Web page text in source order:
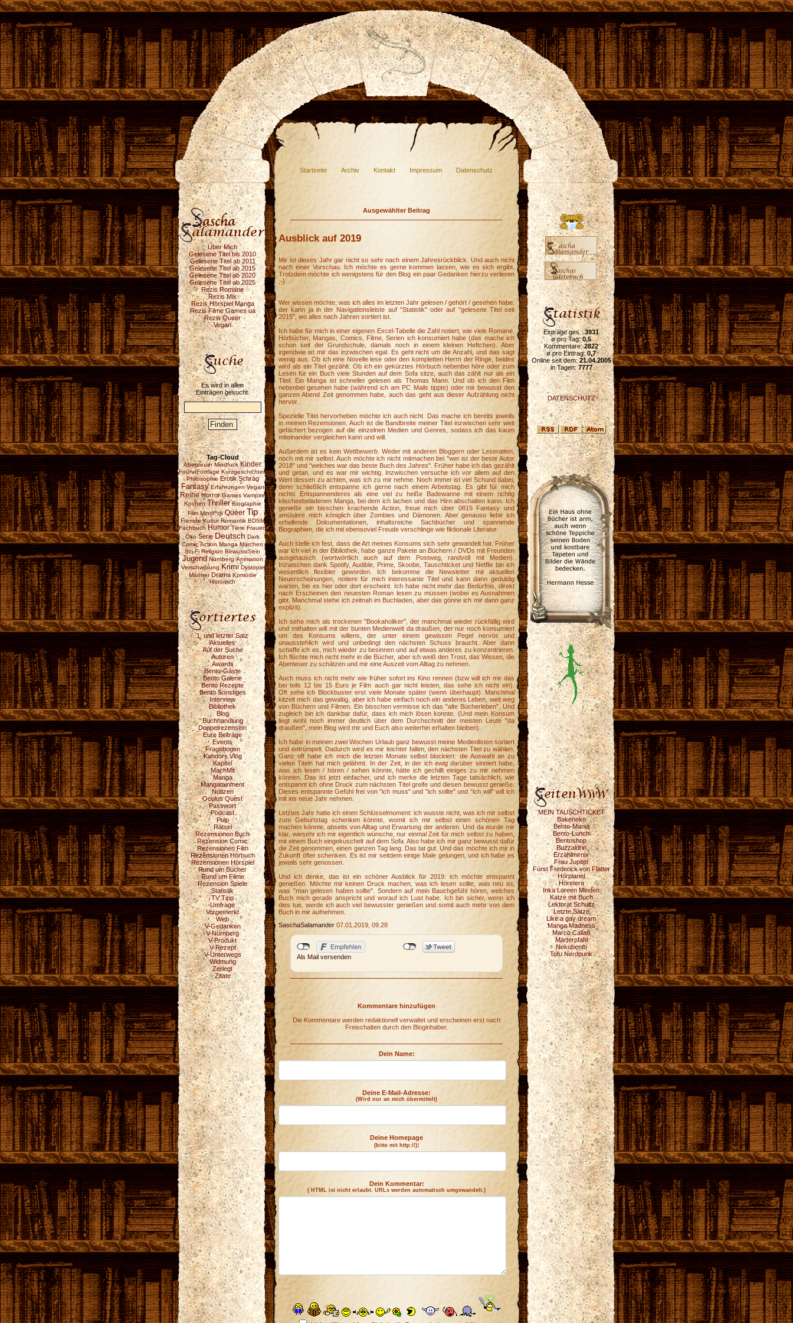
Startseite Archiv Kontakt Impressum Datenschutz
Über Mich
Gelesene Titel bis 2010
Gelesene Titel ab 2011
Gelesene Titel ab 2015
Gelesene Titel ab 2020
Gelesene Titel ab 2025
Rezis Romane
Rezis Mix
Rezis Hörspiel Manga
Rezis Filme Games ua
Rezis Queer
Vegan
Es wird in allen
Einträgen gesucht.
Tag-Cloud
Abenteuer Mindfuck Kinder
FoundFootage Kurzgeschichten
Philosophie Erotik Schräg
Fantasy Erfahrungen Vegan
Reihe Horror Games Vampire
Kochen Thriller Biographie
Film Mindf*ck Queer Tip
Fremde Kultur Romantik BDSM
Fachbuch Humor Tiere Frauen
Öko Serie Deutsch Dark
Comic Action Manga Märchen
Sci-Fi Religion BewusstSein
Jugend Nürnberg Animation
Verschwörung Krimi Dystopie
Männer Drama Komödie
Historisch
1. und letzter Satz
Aktuelles
Auf der Suche
Autoren
Awards
Bento-Gäste
Bento Galerie
Bento Rezepte
Bento Sonstiges
Interview
Bibliothek
Blog
Buchhandlung
Doppelrezension
Eure Beiträge
Events
Fragebogen
Kahdors Vlog
Kapitel
MachMit
Manga
Mangatainment
Notizen
Oculus Quest
Passwort
Podcast
Pulp
Rätsel
Rezensionen Buch
Rezension Comic
Rezensionen Film
Rezensionen Hörbuch
Rezensionen Hörspiel
Rund um Bücher
Rund um Filme
Rezension Spiele
Statistik
TV Tipp
Umfrage
Vorgemerkt
Web
V-Gedanken
V-Nürnberg
V-Produkt
V-Rezept
V-Unterwegs
Widmung
Zerlegt
Zitate
Ausgewählter Beitrag
Ausblick auf 2019
Mir ist dieses Jahr gar nicht so sehr nach einem Jahresrückblick. Und auch nicht
nach einer Vorschau. Ich möchte es gerne kommen lassen, wie es sich ergibt.
Trotzdem möchte ich wenigstens für den Blog ein paar Gedanken hierzu verlieren
;-)
Wer wissen möchte, was ich alles im letzten Jahr gelesen / gehört / gesehen habe,
der kann ja in der Navigationsleiste auf "Statistik" oder auf "gelesene Titel seit
2015", wo alles nach Jahren sortiert ist.
Ich habe für mich in einer eigenen Excel-Tabelle die Zahl notiert, wie viele Romane,
Hörbücher, Mangas, Comics, Filme, Serien ich konsumiert habe (das mache ich
schon seit der Grundschule, damals noch in einem kleinen Heftchen). Aber
irgendwie ist mir das inzwischen egal. Es geht nicht um die Anzahl, und das sagt
wenig aus. Ob ich eine Novelle lese oder den kompletten Herrn der Ringe, beides
wird als ein Titel gezählt. Ob ich ein gekürztes Hörbuch nebenbei höre oder zum
Lesen für ein Buch viele Stunden auf dem Sofa sitze, auch das zählt nur als ein
Titel. Ein Manga ist schneller gelesen als Thomas Mann. Und ob ich den Film
nebenbei gesehen habe (während ich am PC Mails tippte) oder mir bewusst den
ganzen Abend Zeit genommen habe, auch das geht aus dieser Aufzählung nicht
hervor.
Spezielle Titel hervorheben möchte ich auch nicht. Das mache ich bereits jeweils
in meinen Rezensionen. Auch ist die Bandbreite meiner Titel inzwischen sehr weit
gefächert bezogen auf die einzelnen Medien und Genres, sodass ich das kaum
miteinander vergleichen kann und will.
Außerdem ist es kein Wettbewerb. Weder mit anderen Bloggern oder Leseratten,
noch mit mir selbst. Auch möchte ich nicht mitmachen bei "wer ist der beste Autor
2018" und "welches war das beste Buch des Jahres". Früher habe ich das gezählt
und getan, und es war mir wichtig. Inzwischen versuche ich vor allem auf den
Wert dessen zu achten, was ich zu mir nehme. Noch immer ist viel Schund dabei,
denn schließlich entspanne ich gerne nach einem Arbeitstag. Es gibt für mich
nichts Entspannenderes als eine viel zu heiße Badewanne mit einem richtig
klischeebeladenen Manga, bei dem ich lachen und das Hirn abschalten kann. Ich
genieße ein bisschen krachende Action, freue mich über 0815 Fantasy und
amüsiere mich königlich über Zombies und Dämonen. Aber genauso liebe ich
erhellende Dokumentationen, inhaltsreiche Sachbücher und spannende
Biographien, die ich mit ebensoviel Freude verschlinge wie fiktionale Literatur.
Auch stelle ich fest, dass die Art meines Konsums sich sehr gewandelt hat. Früher
war ich viel in der Bibliothek, habe ganze Pakete an Büchern / DVDs mit Freunden
ausgetausch (wortwörtlich auch auf dem Postweg, randvoll mit Medien).
Inzwischen dank Spotify, Audible, Prime, Skoobe, Tauschticket und Netflix bin ich
wesentlich flexibler geworden. Ich bekomme die Newsletter mit aktuellen
Neuerscheinungen, notiere für mich interessante Titel und kann dann geduldig
warten, bis es hier oder dort erscheint. Ich habe nicht mehr das Bedürfnis, direkt
nach Erscheinen den neuesten Roman lesen zu müssen (wobei es Ausnahmen
gibt. Manchmal stehe ich zeitnah im Buchladen, aber das gönne ich mir dann ganz
explizit).
Ich sehe mich als trockenen "Bookaholiker", der manchmal wieder rückfällig wird
und mithalten will mit der bunten Medienwelt da draußen, der nur noch konsumiert
um des Konsums willens, der unter einem gewissen Pegel nervös und
unausstehlich wird und unbedingt den nächsten Schuss braucht. Aber dann
schaffe ich es, mich wieder zu besinnen und auf etwas anderes zu konzentrieren.
Ich flüchte mich nicht mehr in die Bücher, aber ich weiß den Trost, das Wissen, die
Abenteuer zu schätzen und mir eine Auszeit vom Alltag zu nehmen.
Auch muss ich nicht mehr wie früher sofort ins Kino rennen (bzw will ich mir das
bei teils 12 bis 15 Euro je Film auch gar nicht leisten, das sehe ich nicht ein).
Oft sehe ich Blockbuster erst viele Monate später (wenn überhaupt). Manchmal
kitzelt mich das gewaltig, aber ich habe einfach noch ein anderes Leben, weit weg
von Büchern und Filmen. Ein bisschen vermisse ich das "alte Bücherleben". Und
zugleich bin ich dankbar dafür, dass ich mich lösen konnte. (Und mein Konsum
liegt wohl noch immer deutlich über dem Durchschnitt der meisten Leute "da
draußen", mein Blog wird mir und Euch also weiterhin erhalten bleiben).
Ich habe in meinen zwei Wochen Urlaub ganz bewusst meine Medienlisten sortiert
und entrümpelt. Dadurch wird es mir leichter fallen, den nächsten Titel zu wählen.
Ganz oft habe ich mich die letzten Monate selbst blockiert: die Auswahl an zu
vielen Titeln hat mich gelähmt. In der Zeit, in der ich ewig darüber sinniert habe,
was ich lesen / hören / sehen könnte, hätte ich gechillt einiges zu mir nehmen
können. Das ist jetzt einfacher, und ich merke die letzten Tage tatsächlich, wie
entspannt ich ohne Druck zum nächsten Titel greife und diesen bewusst genieße.
Dieses entspannte Gefühl frei von "ich muss" und "ich sollte" und "ich will" will ich
mit ins neue Jahr nehmen.
Letztes Jahr hatte ich einen Schlüsselmoment: ich wusste nicht, was ich mir selbst
zum Geburtstag schenken könnte, womit ich mir selbst einen schönen Tag
machen könnte, abseits von Alltag und Erwartung der anderen. Und da wurde mir
klar, wiesehr ich mir eigentlich wünsche, nur einmal Zeit für mich selbst zu haben,
mit einem Buch eingekuschelt auf dem Sofa. Also habe ich mir ganz bewusst dafür
die Zeit genommen, einen ganzen Tag lang. Das tat gut. Und das möchte ich mir in
Zukunft öfter schenken. Es ist mir seitdem einige Male gelungen, und ich habe es
jeweils sehr genossen.
Und ich denke, das ist ein schöner Ausblick für 2019: ich möchte entspannt
genießen. Möchte mir keinen Druck machen, was ich lesen sollte, was neu ist,
was "man gelesen haben sollte". Sondern auf mein Bauchgefühl hören, welches
Buch mich gerade anspricht und worauf ich Lust habe. Ich bin sicher, wenn ich
dies tue, werde ich auch viel bewusster genießen und somit auch mehr von dem
Buch in mir aufnehmen.
SaschaSalamander 07.01.2019, 09.28
Als Mail versenden
Kommentare hinzufügen
Die Kommentare werden redaktionell verwaltet und erscheinen erst nach
Freischalten durch den Bloginhaber.
Dein Name:
Deine E-Mail-Adresse:
(Wird nur an mich übermittelt)
Deine Homepage
(bitte mit http://):
Dein Kommentar:
( HTML ist nicht erlaubt. URLs werden automatisch umgewandelt.)
Einträge ges.:3931
ø pro Tag:0,5
Kommentare:2822
ø pro Eintrag:0,7
Online seit dem:21.04.2005
in Tagen:7777
DATENSCHUTZ
MEIN TAUSCHTICKET
Bakeneko
Bento-Mania
Bento-Lunch
Bentoshop
Buzzaldrin
Erzählmirnix
Frau Jupiter
Fürst Frederick von Flatter
Hörplanet
Hörstern
Inka Loreen Minden
Katze mit Buch
Lektorat Schultz
Letzte Sätze
Like a gay dream
Manga Madness
Marco Callari
Marterpfahl
Nekobento
Tofu Nerdpunk